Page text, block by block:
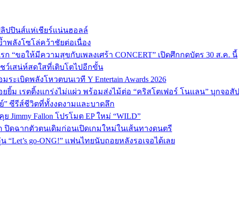
ปปินส์แห่เชียร์แน่นฮอลล์
ำพลังโซโล่คว้าชัยต่อเนื่อง
“ขอให้มีความสุขกับเพลงเศร้า CONCERT” เปิดศึกกดบัตร 30 ส.ค. นี้
ว์เสน่ห์สดใสที่เติบโตไปอีกขั้น
ะเบิดพลังโหวตบนเวที Y Entertain Awards 2026
ยยิ้ม เรตติ้งแกร่งไม่แผ่ว พร้อมส่งไม้ต่อ “คริสโตเฟอร์ โนแลน” บุกจอ
ซีรีส์ชีวิตที่ทั้งงดงามและบาดลึก
Jimmy Fallon โปรโมต EP ใหม่ “WILD”
ปิดฉากตัวตนเดิมก่อนเปิดเกมใหม่ในเส้นทางดนตรี
go-ONG!” แฟนไทยนับถอยหลังรอเจอได้เลย